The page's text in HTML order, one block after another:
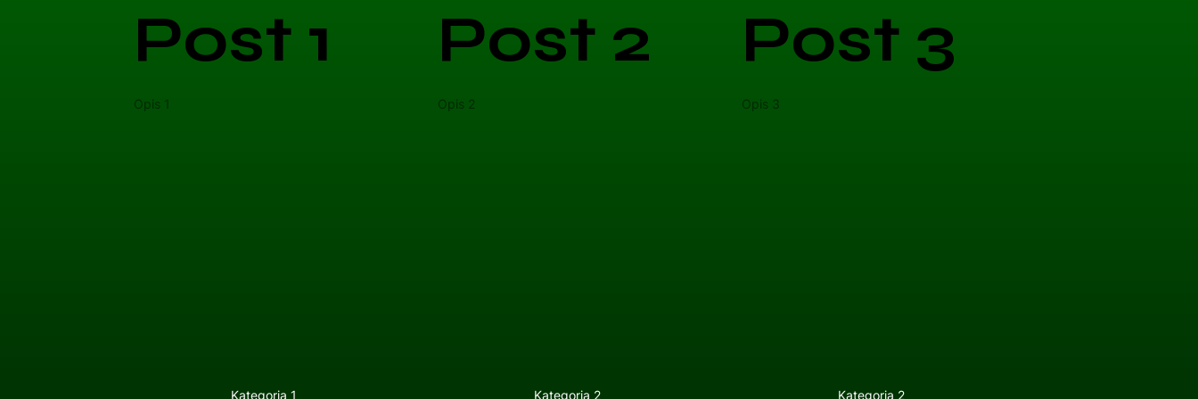
Post 1
Opis 1
Kategoria 1
Post 2
Opis 2
Kategoria 2
Post 3
Opis 3
Kategoria 2